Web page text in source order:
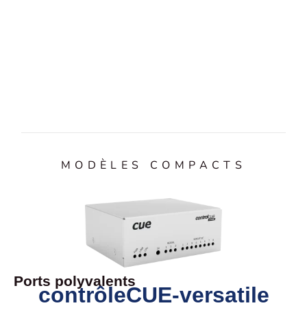
MODÈLES COMPACTS
Ports polyvalents
contrôleCUE-versatile